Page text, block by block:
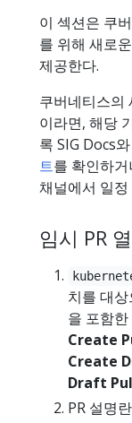
이 섹션은 쿠
를 위해 새로
제공한다.
쿠버네티스의
이라면, 해당
록 SIG Docs
트를 확인하
채널에서 일
임시 PR
치를 대
을 포함
Create
Create
Draft
PR 설명